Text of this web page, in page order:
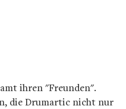
ihren "Freunden".
die Drumartic nicht nur